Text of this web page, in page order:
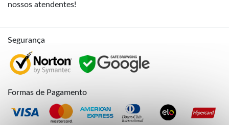
nossos atendentes!
Segurança
Formas de Pagamento